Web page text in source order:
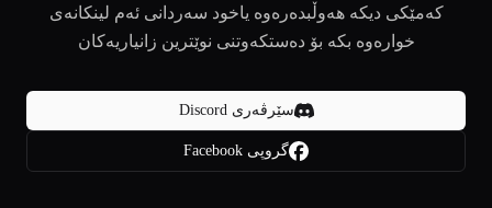
کەمێکی دیکە هەوڵبدەرەوە یاخود سەردانی ئەم لینکانەی
خوارەوە بکە بۆ دەستکەوتنی نوێترین زانیاریەکان
سێرڤەری Discord
گروپی Facebook